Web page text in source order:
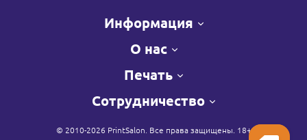
Информация
О нас
Печать
Сотрудничество
© 2010-2026 PrintSalon. Все права защищены. 18+